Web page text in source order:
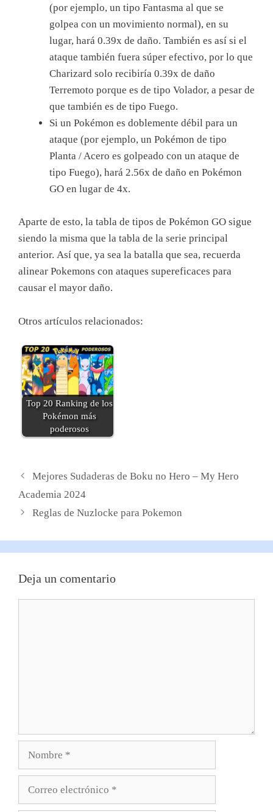
(por ejemplo, un tipo Fantasma al que se
golpea con un movimiento normal), en su
lugar, hará 0.39x de daño. También es así si el
ataque también fuera súper efectivo, por lo que
Charizard solo recibiría 0.39x de daño
Terremoto porque es de tipo Volador, a pesar de
que también es de tipo Fuego.
Si un Pokémon es doblemente débil para un
ataque (por ejemplo, un Pokémon de tipo
Planta / Acero es golpeado con un ataque de
tipo Fuego), hará 2.56x de daño en Pokémon
GO en lugar de 4x.
Aparte de esto, la tabla de tipos de Pokémon GO sigue
siendo la misma que la tabla de la serie principal
anterior. Así que, ya sea la batalla que sea, recuerda
alinear Pokemons con ataques supereficaces para
causar el mayor daño.
Otros artículos relacionados:
Top 20 Ranking de los
Pokémon más
poderosos
Mejores Sudaderas de Boku no Hero – My Hero
Academia 2024
Reglas de Nuzlocke para Pokemon
Deja un comentario